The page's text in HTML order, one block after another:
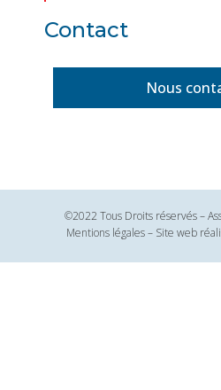
Contact
Nous
©2022 Tous Droits réservés –
Mentions légales – Site web